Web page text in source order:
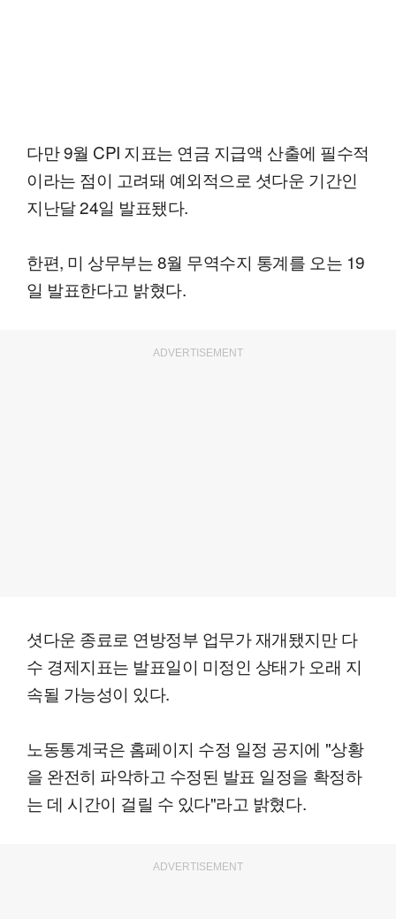
다만 9월 CPI 지표는 연금 지급액 산출에 필수적
이라는 점이 고려돼 예외적으로 셧다운 기간인
지난달 24일 발표됐다.
한편, 미 상무부는 8월 무역수지 통계를 오는 19
일 발표한다고 밝혔다.
ADVERTISEMENT
셧다운 종료로 연방정부 업무가 재개됐지만 다
수 경제지표는 발표일이 미정인 상태가 오래 지
속될 가능성이 있다.
노동통계국은 홈페이지 수정 일정 공지에 "상황
을 완전히 파악하고 수정된 발표 일정을 확정하
는 데 시간이 걸릴 수 있다"라고 밝혔다.
ADVERTISEMENT